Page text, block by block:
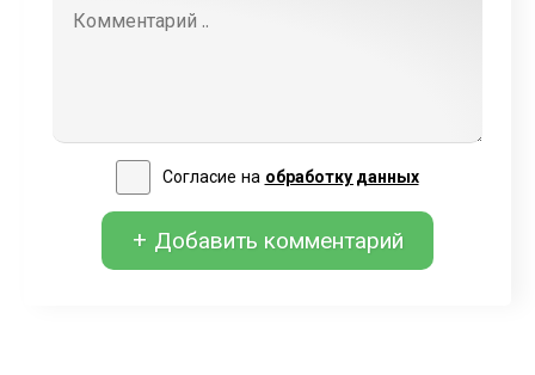
Согласие на обработку данных
+ Добавить комментарий